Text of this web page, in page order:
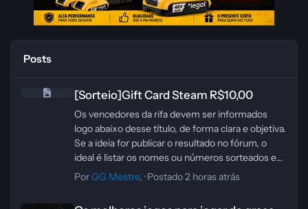
Posts
[Sorteio]Gift Card Steam R$10,00
Os vencedores da rifa devem ser informados
logo abaixo desse título, de forma clara e objetiva.
Se a ideia for publicar o resultado no fórum, o
ideal é listar os nomes ou números sorteados em
seguida, sem deixar o espaço em branco.
PorGG Mestre, ·Postado2 horas atrás